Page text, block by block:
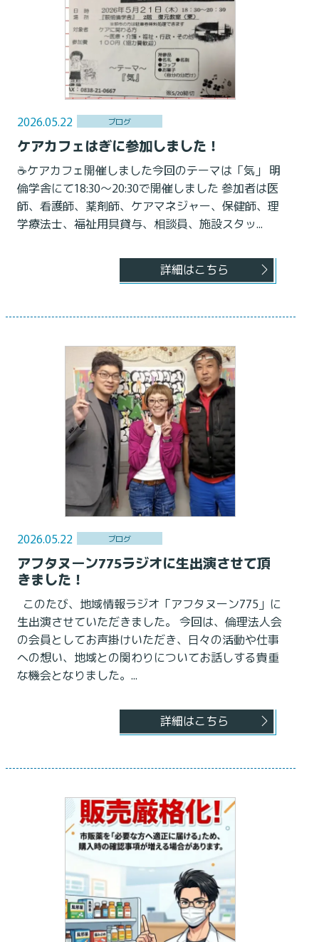
2026.05.22 ブログ
ケアカフェはぎに参加しました！
☕️ケアカフェ開催しました今回のテーマは「気」 明
倫学舎にて18:30〜20:30で開催しました 参加者は医
師、看護師、薬剤師、ケアマネジャー、保健師、理
学療法士、福祉用具貸与、相談員、施設スタッ...
詳細はこちら
2026.05.22 ブログ
アフタヌーン775ラジオに生出演させて頂
きました！
このたび、地域情報ラジオ「アフタヌーン775」に
生出演させていただきました。 今回は、倫理法人会
の会員としてお声掛けいただき、日々の活動や仕事
への想い、地域との関わりについてお話しする貴重
な機会となりました。...
詳細はこちら